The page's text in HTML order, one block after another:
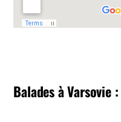
Balades à Varsovie